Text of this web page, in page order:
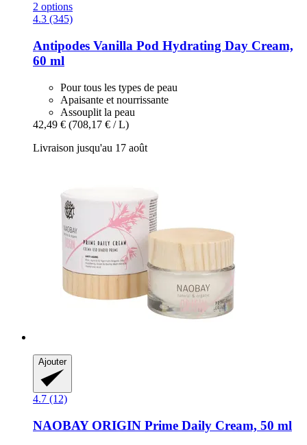
2 options
4.3 (345)
Antipodes Vanilla Pod Hydrating Day Cream,
60 ml
Pour tous les types de peau
Apaisante et nourrissante
Assouplit la peau
42,49 € (708,17 € / L)
Livraison jusqu'au 17 août
Ajouter
4.7 (12)
NAOBAYORIGIN Prime Daily Cream, 50 ml